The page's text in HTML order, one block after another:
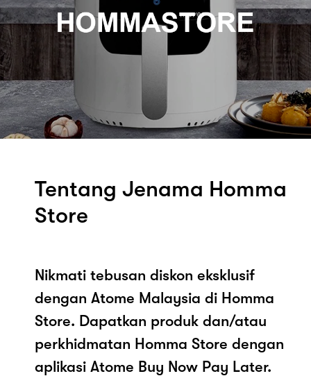
Tentang Jenama Homma
Store
Nikmati tebusan diskon eksklusif
dengan Atome Malaysia di Homma
Store. Dapatkan produk dan/atau
perkhidmatan Homma Store dengan
aplikasi Atome Buy Now Pay Later.